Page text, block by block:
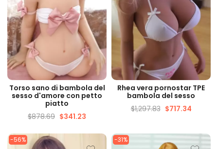
VISUALIZZAZIONE
VELOCE
Torso sano di bambola del
sesso d'amore con petto
piatto
$878.69 $341.23
VISUALIZZAZIONE
VELOCE
Rhea vera pornostar TPE
bambola del sesso
$1,297.83 $717.34
-56% -31%